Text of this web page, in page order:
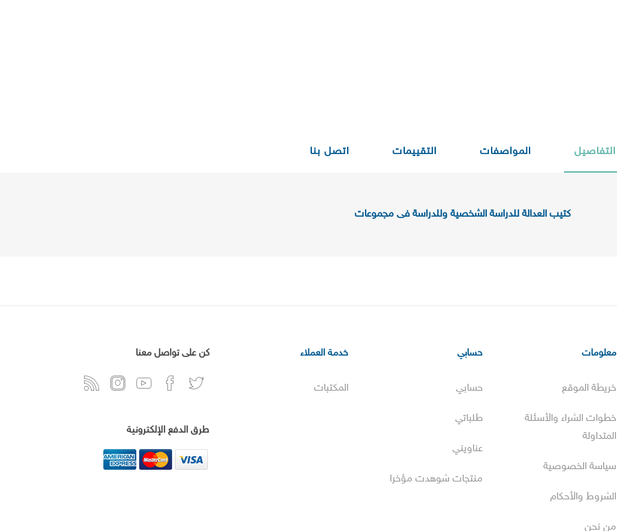
التفاصيل المواصفات التقييمات اتصل بنا
كتيب العدالة للدراسة الشخصية وللدراسة فى مجموعات
معلومات
خريطة الموقع
خطوات الشراء والأسئلة
المتداولة
سياسة الخصوصية
الشروط والأحكام
من نحن
حسابي
حسابي
طلباتي
عناويني
منتجات شوهدت مؤخرا
خدمة العملاء
المكتبات
كن على تواصل معنا
طرق الدفع الإلكترونية